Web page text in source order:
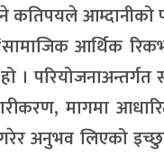
आम्दानीको
आर्थिक
।
मागमा
अनुभव लिएको इच्छुक